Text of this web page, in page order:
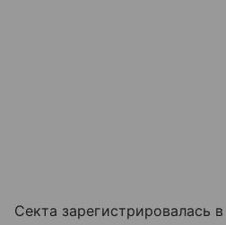
Секта зарегистрировалась